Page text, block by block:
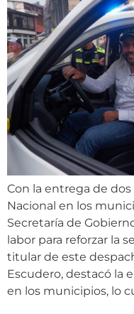
Con la entrega de
Nacional en los
Secretaría de
labor para reforzar la
titular de este
Escudero, destacó la
en los municipios, lo